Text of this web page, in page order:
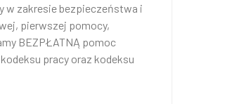
w zakresie bezpieczeństwa i
pierwszej pomocy,
BEZPŁATNĄ pomoc
pracy oraz kodeksu